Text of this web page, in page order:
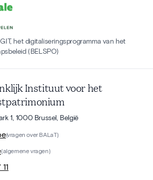
het digitaliseringsprogramma van het
(BELSPO)
Instituut voor het
1, 1000 Brussel, België
(vragen over BALaT)
(algemene vragen)